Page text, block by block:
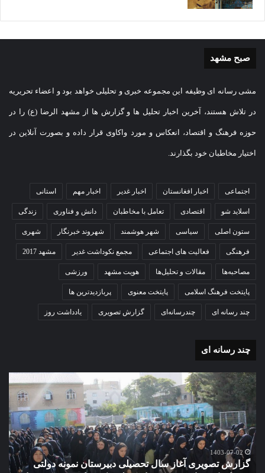
صبح مشهد
مشی رسانه ای وظیفه این مجموعه خبری و تحلیلی خواهد بود و اعضاء تحریریه
در تلاش هستند، آخرین اخبار تحلیل ها و گزارش ها از مشهد الرضا (ع) را در
حوزه فرهنگ و اقتصاد، انعکاس و مورد واکاوی قرار داده و بصورت آنلاین در
اختیار مخاطبان خود بگذارند.
اجتماعی اخبار افغانستان اخبار غدیر اخبار مهم استانی
اسلاید شو اقتصادی تعامل با مخاطبان دانش و فناوری زندگی
ستون اصلی سیاسی شهر هوشمند شهروند خبرنگار شهری
فرهنگی فعالیت های اجتماعی مجمع نکوداشت غدیر مشهد 2017
مصاحبه‌ها مقالات و تحلیل‌ها هویت مشهد ورزشی
پایتخت فرهنگ اسلامی پایتخت معنوی پربازدیدترین ها
چند رسانه ای چندرسانه‌ای گزارش تصویری یادداشت روز
چند رسانه ای
گزارش
تصویری
آغاز
سال
تحصیلی
دبیرستان
نمونه
دولتی
1403-07-02
گزارش تصویری آغاز سال تحصیلی دبیرستان نمونه دولتی